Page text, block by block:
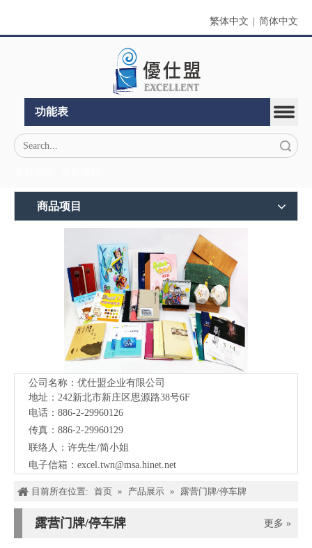
繁体中文 简体中文
功能表
商品项目
公司名称：优仕盟企业有限公司
地址：242新北市新庄区思源路38号6F
电话：886-2-29960126
传真：886-2-29960129
联络人：许先生/简小姐
电子信箱： excel.twn@msa.hinet.net
目前所在位置: 首页 » 产品展示 » 露营门牌/停车牌
露营门牌/停车牌 更多 »